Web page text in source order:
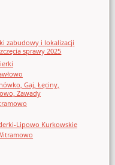
zabudowy i lokalizacji
sprawy 2025
Gaj, Łęciny,
Zawady
Lipowo Kurkowskie